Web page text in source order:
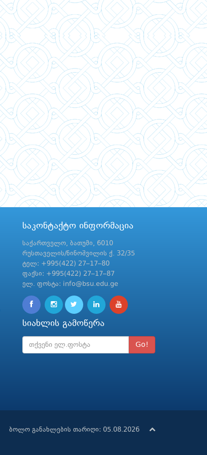
საკონტაქტო ინფორმაცია
საქართველო, ბათუმი, 6010
რუსთაველის/ნინოშვილის ქ. 32/35
ტელ: +995(422) 27–17–80
ფაქსი: +995(422) 27–17–87
ელ. ფოსტა: info@bsu.edu.ge
სიახლის გამოწერა
Go!
ბოლო განახლების თარიღი: 05.08.2026